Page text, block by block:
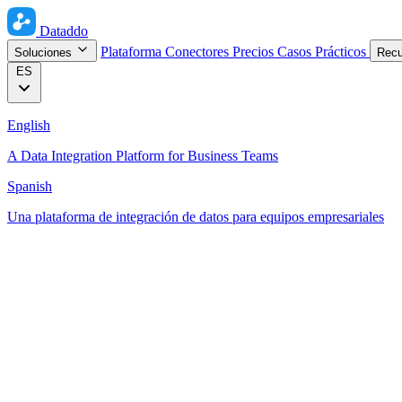
Dataddo
Soluciones Plataforma Conectores Precios Casos Prácticos
ES
English
A Data Integration Platform for Business Teams
Spanish
Una plataforma de integración de datos para equipos empresariales